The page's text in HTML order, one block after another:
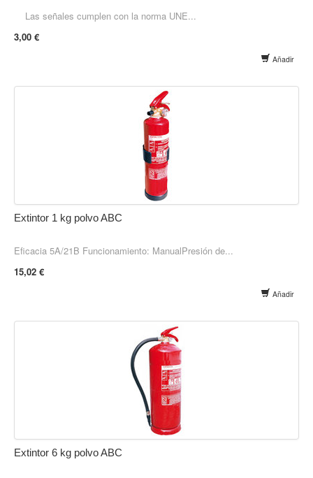
Las señales cumplen con la norma UNE...
3,00 €
Añadir
Extintor 1 kg polvo ABC
Eficacia 5A/21B Funcionamiento: ManualPresión de...
15,02 €
Añadir
Extintor 6 kg polvo ABC